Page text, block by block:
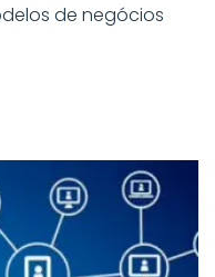
de negócios